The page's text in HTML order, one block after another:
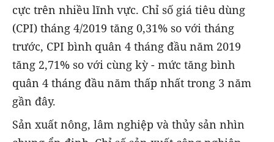
cực trên nhiều lĩnh vực. Chỉ số giá tiêu dùng
(CPI) tháng 4/2019 tăng 0,31% so với tháng
trước, CPI bình quân 4 tháng đầu năm 2019
tăng 2,71% so với cùng kỳ - mức tăng bình
quân 4 tháng đầu năm thấp nhất trong 3 năm
gần đây.
Sản xuất nông, lâm nghiệp và thủy sản nhìn